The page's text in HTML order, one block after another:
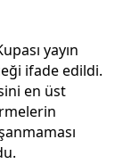
yayın
ifade edildi.
en üst